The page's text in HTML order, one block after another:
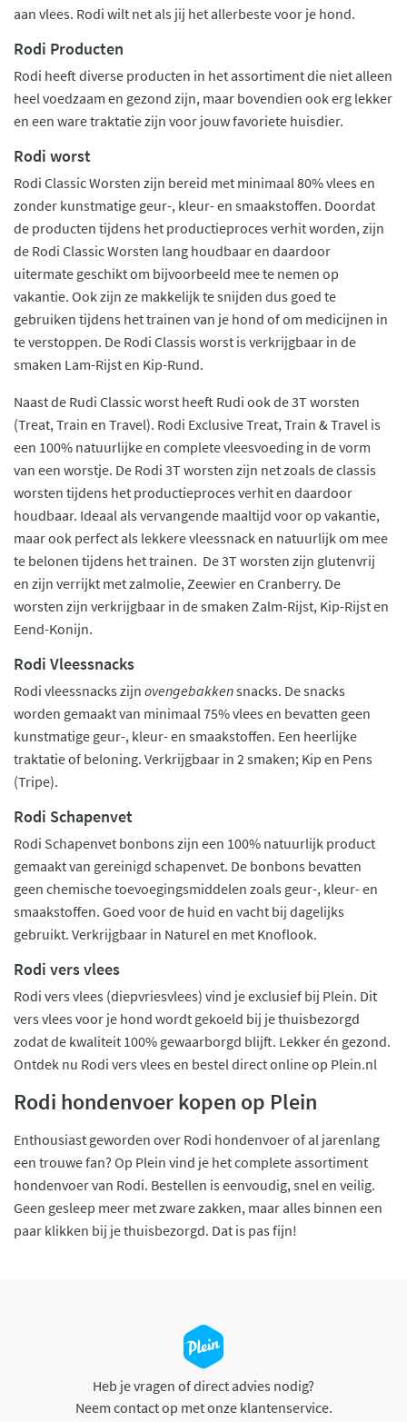
aan vlees. Rodi wilt net als jij het allerbeste voor je hond.
Rodi Producten
Rodi heeft diverse producten in het assortiment die niet alleen
heel voedzaam en gezond zijn, maar bovendien ook erg lekker
en een ware traktatie zijn voor jouw favoriete huisdier.
Rodi worst
Rodi Classic Worsten zijn bereid met minimaal 80% vlees en
zonder kunstmatige geur-, kleur- en smaakstoffen. Doordat
de producten tijdens het productieproces verhit worden, zijn
de Rodi Classic Worsten lang houdbaar en daardoor
uitermate geschikt om bijvoorbeeld mee te nemen op
vakantie. Ook zijn ze makkelijk te snijden dus goed te
gebruiken tijdens het trainen van je hond of om medicijnen in
te verstoppen. De Rodi Classis worst is verkrijgbaar in de
smaken Lam-Rijst en Kip-Rund.
Naast de Rudi Classic worst heeft Rudi ook de 3T worsten
(Treat, Train en Travel). Rodi Exclusive Treat, Train & Travel is
een 100% natuurlijke en complete vleesvoeding in de vorm
van een worstje. De Rodi 3T worsten zijn net zoals de classis
worsten tijdens het productieproces verhit en daardoor
houdbaar. Ideaal als vervangende maaltijd voor op vakantie,
maar ook perfect als lekkere vleessnack en natuurlijk om mee
te belonen tijdens het trainen. De 3T worsten zijn glutenvrij
en zijn verrijkt met zalmolie, Zeewier en Cranberry. De
worsten zijn verkrijgbaar in de smaken Zalm-Rijst, Kip-Rijst en
Eend-Konijn.
Rodi Vleessnacks
Rodi vleessnacks zijn ovengebakkensnacks. De snacks
worden gemaakt van minimaal 75% vlees en bevatten geen
kunstmatige geur-, kleur- en smaakstoffen. Een heerlijke
traktatie of beloning. Verkrijgbaar in 2 smaken; Kip en Pens
(Tripe).
Rodi Schapenvet
Rodi Schapenvet bonbons zijn een 100% natuurlijk product
gemaakt van gereinigd schapenvet. De bonbons bevatten
geen chemische toevoegingsmiddelen zoals geur-, kleur- en
smaakstoffen. Goed voor de huid en vacht bij dagelijks
gebruikt. Verkrijgbaar in Naturel en met Knoflook.
Rodi vers vlees
Rodi vers vlees (diepvriesvlees) vind je exclusief bij Plein. Dit
vers vlees voor je hond wordt gekoeld bij je thuisbezorgd
zodat de kwaliteit 100% gewaarborgd blijft. Lekker én gezond.
Ontdek nu Rodi vers vlees en bestel direct online op Plein.nl
Rodi hondenvoer kopen op Plein
Enthousiast geworden over Rodi hondenvoer of al jarenlang
een trouwe fan? Op Plein vind je het complete assortiment
hondenvoer van Rodi. Bestellen is eenvoudig, snel en veilig.
Geen gesleep meer met zware zakken, maar alles binnen een
paar klikken bij je thuisbezorgd. Dat is pas fijn!
Heb je vragen of direct advies nodig?
Neem contact op met onze klantenservice.